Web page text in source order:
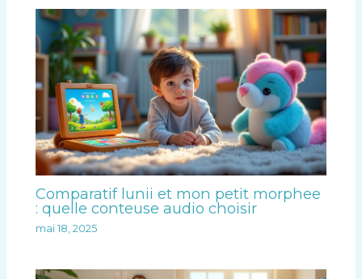
Comparatif lunii et mon petit morphee
: quelle conteuse audio choisir
mai 18, 2025